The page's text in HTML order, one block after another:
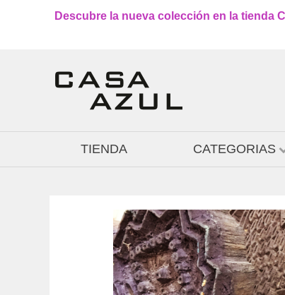
Descubre la nueva colección en la tienda
TIENDA CATEGORIAS